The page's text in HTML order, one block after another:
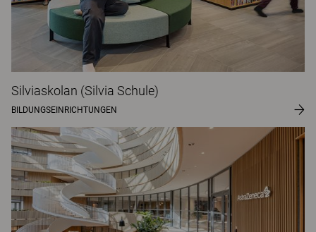
Silviaskolan (Silvia Schule)
BILDUNGSEINRICHTUNGEN